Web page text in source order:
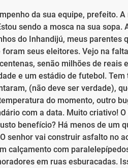
da sua equipe, prefeito.
sendo a mosca na sua
do Inhandijú, meus parentes
seus eleitores. Vejo na
senão milhões de reais
e um estádio de futebol.
(não deve ser verdade),
do momento, outro
com a data. Muito criativo!
benefício? Há menos de um
senhor vai construir asfalto no
calçamento com
em ruas esburacadas.